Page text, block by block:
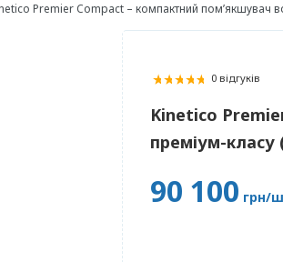
Premier Compact – компактний пом’якшувач
0 відгуків
Kinetico
преміум-
90 100 грн/